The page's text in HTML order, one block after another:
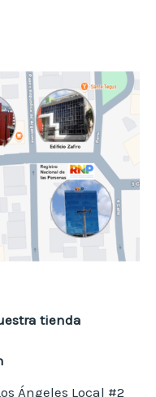
tienda
Ángeles Local #2